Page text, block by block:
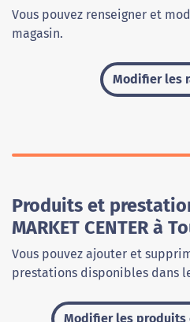
Vous pouvez renseigner et
magasin.
Modifier les
Produits et
MARKET CENTER à
Vous pouvez ajouter et
prestations disponibles dans
Modifier les